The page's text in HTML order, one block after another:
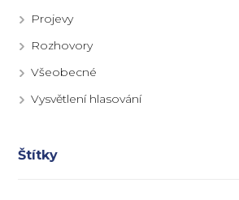
Projevy
Rozhovory
Všeobecné
Vysvětlení hlasování
Štítky